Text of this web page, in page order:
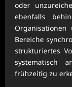
oder
ebenfalls
Bereiche
strukturiertes
systematisch
frühzeitig zu